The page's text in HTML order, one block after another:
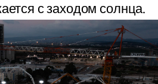
с заходом солнца.